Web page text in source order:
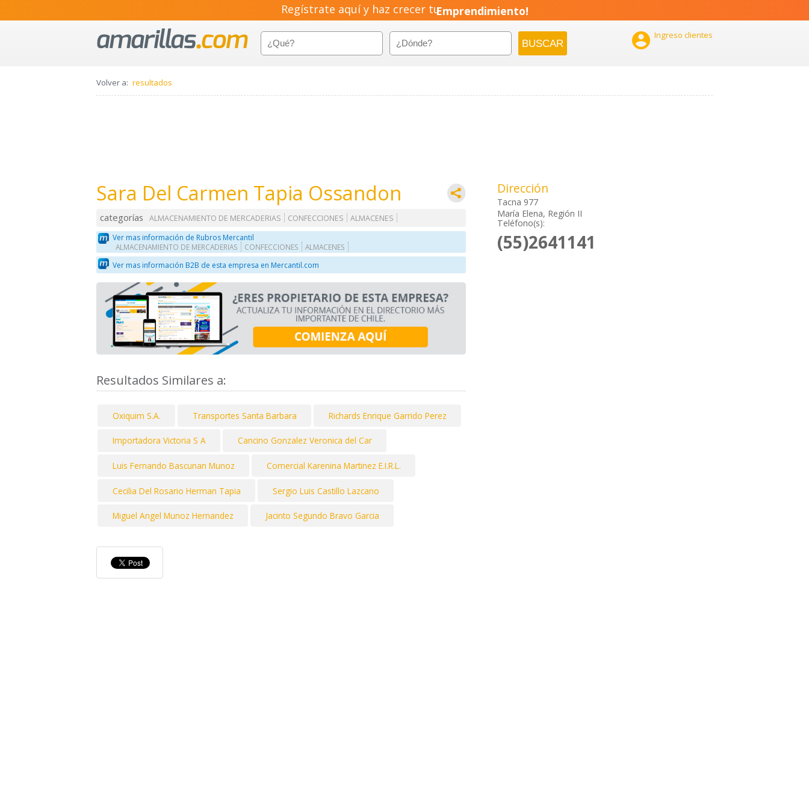
Regístrate aquí y haz crecer tuEmprendimiento!
 Ingreso clientes
Volver a: resultados
Sara Del Carmen Tapia Ossandon
categorías ALMACENAMIENTO DE MERCADERIAS CONFECCIONES
ALMACENES
Ver mas información de Rubros Mercantil
ALMACENAMIENTO DE MERCADERIAS CONFECCIONES ALMACENES
Ver mas información B2B de esta empresa en Mercantil.com
Resultados Similares a:
Oxiquim S.A. Transportes Santa Barbara Richards Enrique Garrido Perez
Importadora Victoria S A Cancino Gonzalez Veronica del Car
Luis Fernando Bascunan Munoz Comercial Karenina Martinez E.I.R.L.
Cecilia Del Rosario Herman Tapia Sergio Luis Castillo Lazcano
Miguel Angel Munoz Hernandez Jacinto Segundo Bravo Garcia
Dirección
Tacna 977
María Elena, Región II
Teléfono(s):
(55)2641141